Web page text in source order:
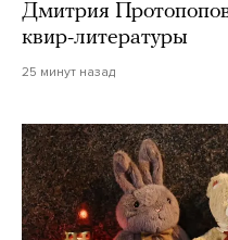
Дмитрия
квир-литературы
25 минут назад